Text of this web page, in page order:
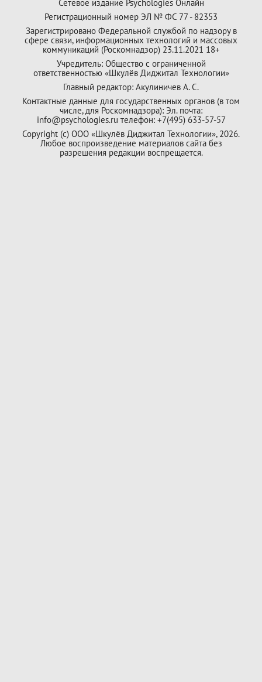
Сетевое издание Psychologies Онлайн
Регистрационный номер ЭЛ № ФС 77 - 82353
Зарегистрировано Федеральной службой по надзору в
сфере связи, информационных технологий и массовых
коммуникаций (Роскомнадзор) 23.11.2021 18+
Учредитель: Общество с ограниченной
ответственностью «Шкулёв Диджитал Технологии»
Главный редактор: Акулиничев А. С.
Контактные данные для государственных органов (в том
числе, для Роскомнадзора): Эл. почта:
info@psychologies.ru телефон: +7(495) 633-57-57
Copyright (с) ООО «Шкулёв Диджитал Технологии», 2026.
Любое воспроизведение материалов сайта без
разрешения редакции воспрещается.